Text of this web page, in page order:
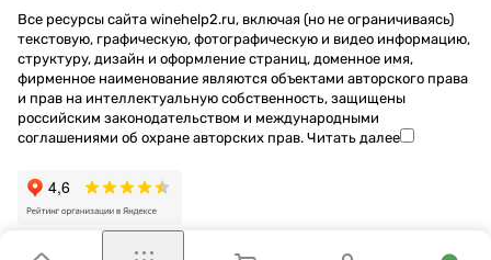
Все ресурсы сайта winehelp2.ru, включая (но не ограничиваясь)
текстовую, графическую, фотографическую и видео информацию,
структуру, дизайн и оформление страниц, доменное имя,
фирменное наименование являются объектами авторского права
и прав на интеллектуальную собственность, защищены
российским законодательством и международными
соглашениями об охране авторских прав. Читать далее